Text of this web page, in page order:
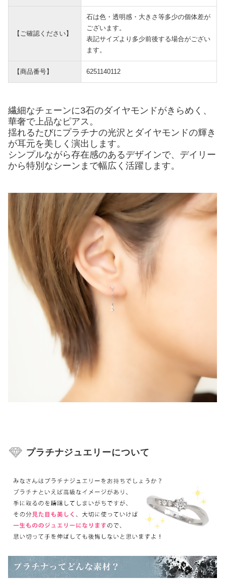
【ご確認ください】
石は色・透明感・大きさ等多少の個体差が
ございます。
表記サイズより多少前後する場合がござい
ます。
【商品番号】 6251140112
繊細なチェーンに3石のダイヤモンドがきらめく、
華奢で上品なピアス。
揺れるたびにプラチナの光沢とダイヤモンドの輝き
が耳元を美しく演出します。
シンプルながら存在感のあるデザインで、デイリー
から特別なシーンまで幅広く活躍します。
プラチナジュエリーについて